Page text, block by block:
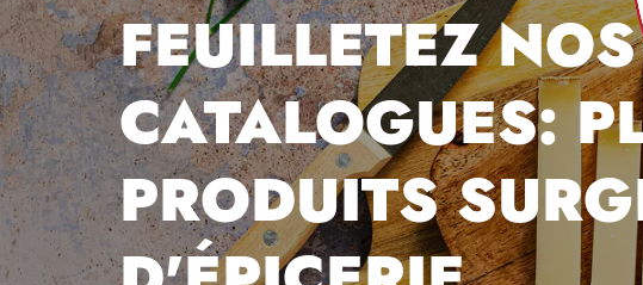
FEUILLETEZ NOS
CATALOGUES:
PRODUITS